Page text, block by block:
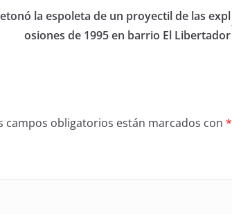
la espoleta de un proyectil de las expl
osiones de 1995 en barrio El Libertador
campos obligatorios están marcados con *